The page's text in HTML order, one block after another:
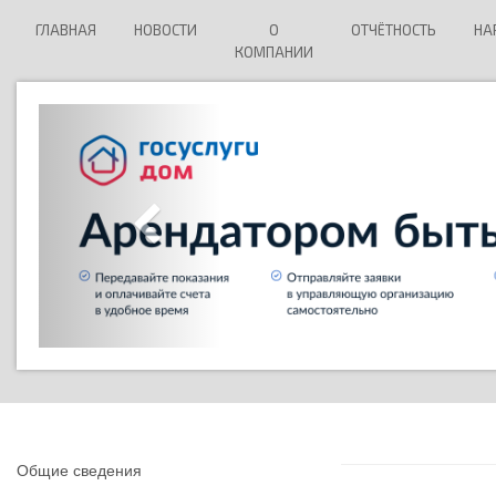
ГЛАВНАЯ НОВОСТИ
О
КОМПАНИИ
ОТЧЁТНОСТЬ
Общие сведения